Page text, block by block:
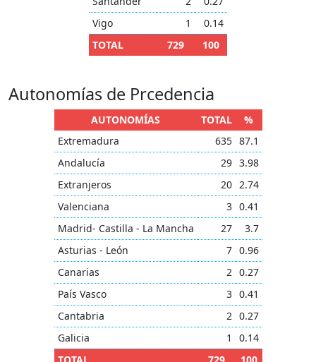
Vigo
1
0.14
TOTAL
729 100
Autonomías de Prcedencia
AUTONOMÍAS TOTAL
%
Extremadura
635 87.1
Andalucía
29 3.98
Extranjeros
20 2.74
Valenciana
3 0.41
Madrid- Castilla - La Mancha
27
3.7
Asturias - León
7 0.96
Canarias
2 0.27
País Vasco
3 0.41
Cantabria
2 0.27
Galicia
1
0.14